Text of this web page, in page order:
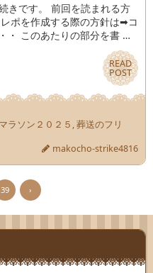
きです。 前回を読まれる方
ポを作成する際の方針は➡コ
・ このあたりの部分を書 …
READ
POST
READ
POST
ラソン２０２５ ,葬送のフリ
makocho-strike4816
39 ›